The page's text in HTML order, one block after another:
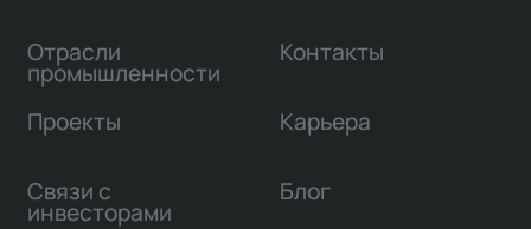
Отрасли
промышленности
Проекты
Связи с
инвесторами
Контакты
Карьера
Блог